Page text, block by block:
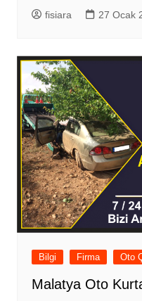
fisiara 27 Ocak
Bilgi Firma Oto
Malatya Oto